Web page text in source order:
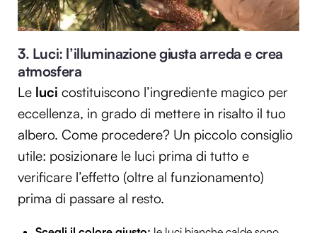
3. Luci: l’illuminazione giusta arreda e crea
atmosfera
Le luci costituiscono l’ingrediente magico per
eccellenza, in grado di mettere in risalto il tuo
albero. Come procedere? Un piccolo consiglio
utile: posizionare le luci prima di tutto e
verificare l’effetto (oltre al funzionamento)
prima di passare al resto.